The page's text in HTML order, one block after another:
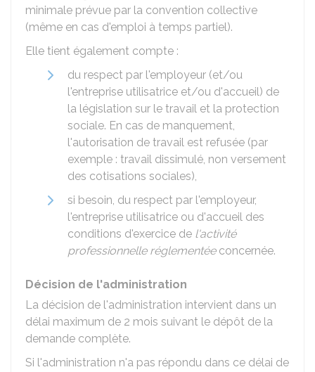
minimale prévue par la convention collective
(même en cas d'emploi à temps partiel).
Elle tient également compte :
du respect par l'employeur (et/ou
l'entreprise utilisatrice et/ou d'accueil) de
la législation sur le travail et la protection
sociale. En cas de manquement,
l'autorisation de travail est refusée (par
exemple : travail dissimulé, non versement
des cotisations sociales),
si besoin, du respect par l'employeur,
l'entreprise utilisatrice ou d'accueil des
conditions d'exercice de l'activité
professionnelle réglementéeconcernée.
Décision de l'administration
La décision de l'administration intervient dans un
délai maximum de 2 mois suivant le dépôt de la
demande complète.
Si l'administration n'a pas répondu dans ce délai de